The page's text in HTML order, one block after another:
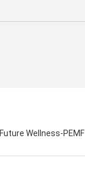
Future Wellness-PEMF